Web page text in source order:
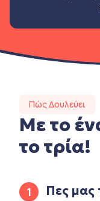
Πώς Δουλεύει
Με το
το τρία!
1 Πες μας